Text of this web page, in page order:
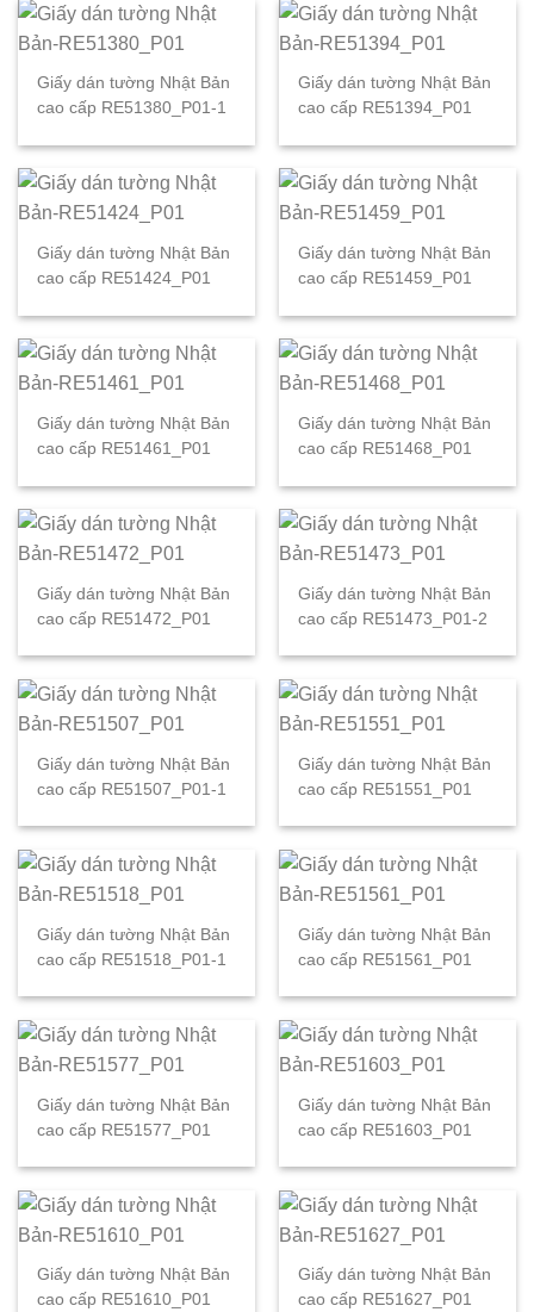
Giấy dán tường Nhật Bản
cao cấp RE51380_P01-1
Giấy dán tường Nhật Bản
cao cấp RE51394_P01
Giấy dán tường Nhật Bản
cao cấp RE51424_P01
Giấy dán tường Nhật Bản
cao cấp RE51459_P01
Giấy dán tường Nhật Bản
cao cấp RE51461_P01
Giấy dán tường Nhật Bản
cao cấp RE51468_P01
Giấy dán tường Nhật Bản
cao cấp RE51472_P01
Giấy dán tường Nhật Bản
cao cấp RE51473_P01-2
Giấy dán tường Nhật Bản
cao cấp RE51507_P01-1
Giấy dán tường Nhật Bản
cao cấp RE51551_P01
Giấy dán tường Nhật Bản
cao cấp RE51518_P01-1
Giấy dán tường Nhật Bản
cao cấp RE51561_P01
Giấy dán tường Nhật Bản
cao cấp RE51577_P01
Giấy dán tường Nhật Bản
cao cấp RE51603_P01
Giấy dán tường Nhật Bản
cao cấp RE51610_P01
Giấy dán tường Nhật Bản
cao cấp RE51627_P01